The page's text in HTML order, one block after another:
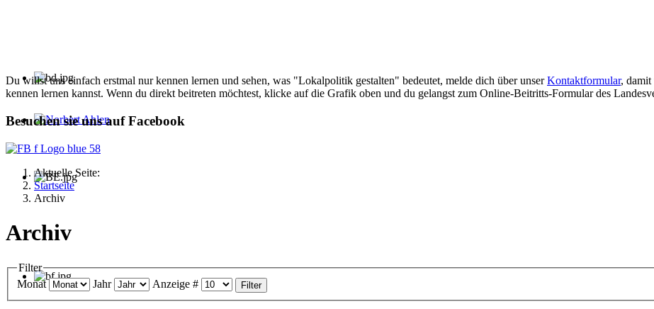
Du willst uns einfach erstmal nur kennen lernen und sehen, was "Lokalpolitik gestalten" bedeutet, melde dich über unserKontaktformular,
kennen lernen kannst. Wenn du direkt beitreten möchtest, klicke auf die Grafik oben und du gelangst zum Online-Beitritts-Formular des
Besuchen sie uns auf Facebook
Aktuelle Seite:
Startseite
Archiv
Archiv
Filter
Monat
Jahr Anzeige # Filter